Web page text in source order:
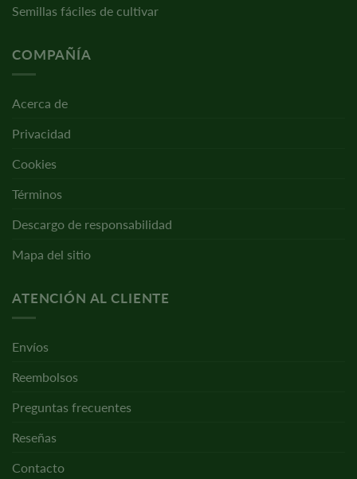
Semillas fáciles de cultivar
COMPAÑÍA
Acerca de
Privacidad
Cookies
Términos
Descargo de responsabilidad
Mapa del sitio
ATENCIÓN AL CLIENTE
Envíos
Reembolsos
Preguntas frecuentes
Reseñas
Contacto